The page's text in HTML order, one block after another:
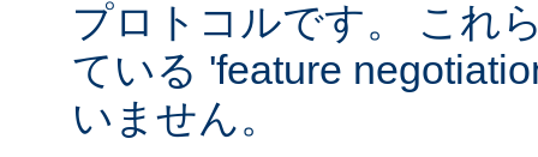
プロトコルです。 これ
ている 'feature
いません。